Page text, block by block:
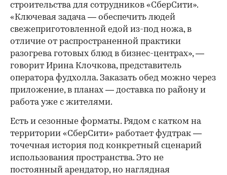
строительства для сотрудников «СберСити».
«Ключевая задача — обеспечить людей
свежеприготовленной едой из-под ножа, в
отличие от распространенной практики
разогрева готовых блюд в бизнес-центрах», —
говорит Ирина Клочкова, представитель
оператора фудхолла. Заказать обед можно через
приложение, в планах — доставка по району и
работа уже с жителями.
Есть и сезонные форматы. Рядом с катком на
территории «СберСити» работает фудтрак —
точечная история под конкретный сценарий
использования пространства. Это не
постоянный арендатор, но наглядная